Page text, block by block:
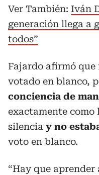
Ver También: Iván
generación llega a
todos”
Fajardo afirmó que
votado en blanco,
conciencia de
exactamente como
silencia y no
voto en blanco.
“Hay que aprender